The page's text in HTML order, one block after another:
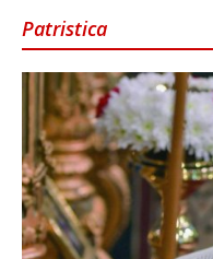
Patristica